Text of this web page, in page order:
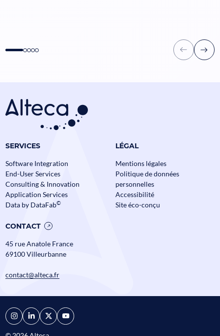
Data Mesh en Banque et
l’échelle sans perdre le contrôle ?
Assurance Banque Data
Alteca fête ses
SERVICES
Software Integration
End-User Services
Consulting & Innovation
Application Services
Data by DataFab©
LÉGAL
Mentions légales
Politique de données
personnelles
Accessibilité
Site éco-conçu
CONTACT
45 rue Anatole France
69100 Villeurbanne
contact@alteca.fr